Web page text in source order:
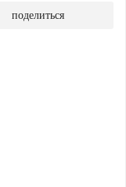
поделиться